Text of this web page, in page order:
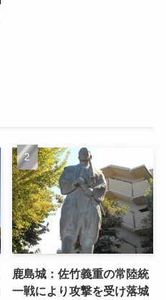
鹿島城：佐竹義重の常陸統
一戦により攻撃を受け落城